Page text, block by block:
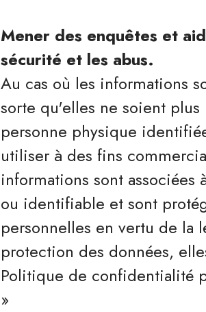
Mener des enquêtes et
sécurité et les abus.
Au cas où les informations
sorte qu'elles ne soient plus
personne physique
utiliser à des fins
informations sont
ou identifiable et sont
personnelles en vertu de la
protection des données,
Politique de confidentialité
»